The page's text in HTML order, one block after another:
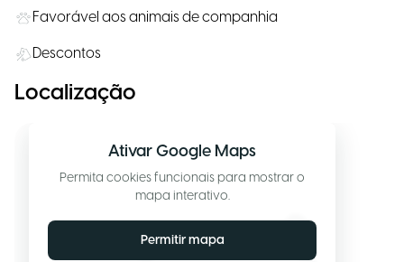
Favorável aos animais de companhia
Descontos
Localização
Ativar Google Maps
Permita cookies funcionais para mostrar o
mapa interativo.
Permitir mapa